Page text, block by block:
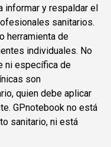
informar y respaldar el
sanitarios.
herramienta de
individuales. No
ni específica de
son
quien debe aplicar
GPnotebook no está
sanitario, ni está